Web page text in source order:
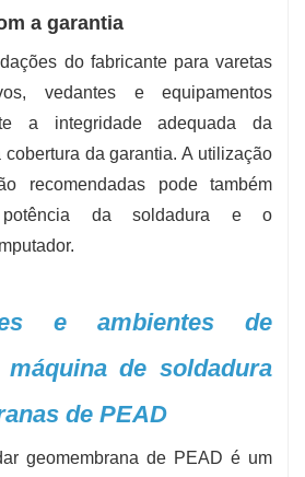
a garantia
do fabricante para varetas
vedantes e equipamentos
a integridade adequada da
da garantia. A utilização
recomendadas pode também
potência da soldadura e o
e ambientes de
de soldadura
de PEAD
geomembrana de PEAD é um